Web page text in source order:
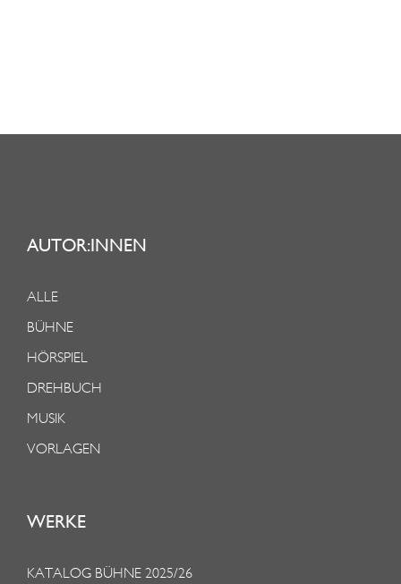
AUTOR:INNEN
ALLE
BÜHNE
HÖRSPIEL
DREHBUCH
MUSIK
VORLAGEN
WERKE
KATALOG BÜHNE 2025/26